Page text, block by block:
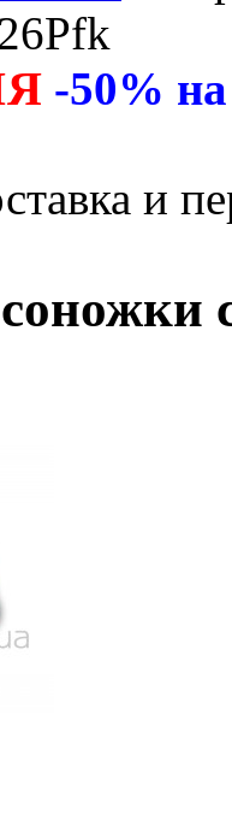
-50%
и